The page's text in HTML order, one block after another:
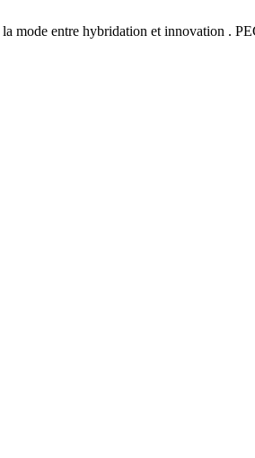
mode entre hybridation et innovation .